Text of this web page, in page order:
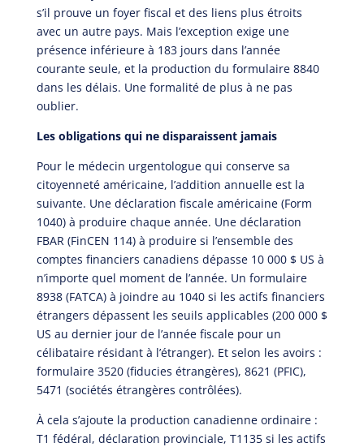
s’il prouve un foyer fiscal et des liens plus étroits
avec un autre pays. Mais l’exception exige une
présence inférieure à 183 jours dans l’année
courante seule, et la production du formulaire 8840
dans les délais. Une formalité de plus à ne pas
oublier.
Les obligations qui ne disparaissent jamais
Pour le médecin urgentologue qui conserve sa
citoyenneté américaine, l’addition annuelle est la
suivante. Une déclaration fiscale américaine (Form
1040) à produire chaque année. Une déclaration
FBAR (FinCEN 114) à produire si l’ensemble des
comptes financiers canadiens dépasse 10 000 $ US à
n’importe quel moment de l’année. Un formulaire
8938 (FATCA) à joindre au 1040 si les actifs financiers
étrangers dépassent les seuils applicables (200 000 $
US au dernier jour de l’année fiscale pour un
célibataire résidant à l’étranger). Et selon les avoirs :
formulaire 3520 (fiducies étrangères), 8621 (PFIC),
5471 (sociétés étrangères contrôlées).
À cela s’ajoute la production canadienne ordinaire :
T1 fédéral, déclaration provinciale, T1135 si les actifs